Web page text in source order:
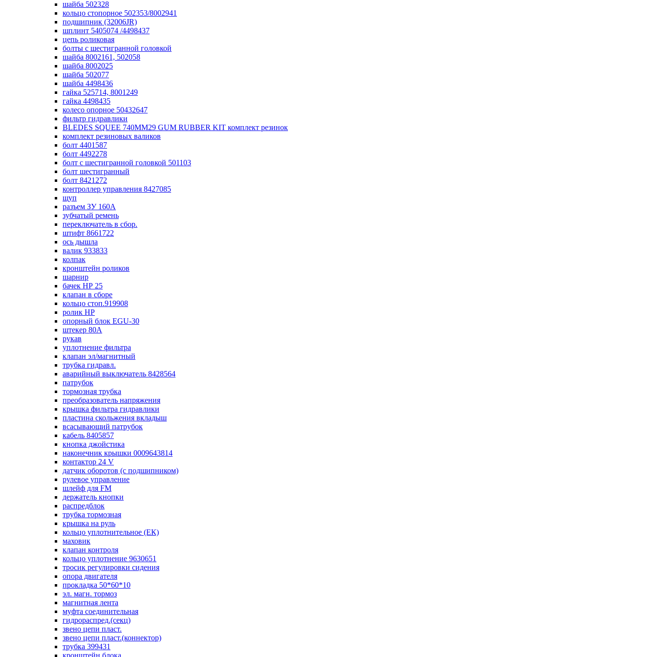
шайба 502328
кольцо стопорное 502353/8002941
подшипник (32006JR)
шплинт 5405074 /4498437
цепь роликовая
болты с шестигранной головкой
шайба 8002161, 502058
шайба 8002025
шайба 502077
шайба 4498436
гайка 525714, 8001249
гайка 4498435
колесо опорное 50432647
фильтр гидравлики
BLEDES SQUEE 740MM29 GUM RUBBER KIT комплект резинок
комплект резиновых валиков
болт 4401587
болт 4492278
болт с шестигранной головкой 501103
болт шестигранный
болт 8421272
контроллер управления 8427085
щуп
разъем ЗУ 160А
зубчатый ремень
переключатель в сбор.
штифт 8661722
ось дышла
валик 933833
колпак
кронштейн роликов
шарнир
бачек НР 25
клапан в сборе
кольцо стоп.919908
ролик НР
опорный блок EGU-30
штекер 80А
рукав
уплотнение фильтра
клапан эл/магнитный
трубка гидравл.
аварийный выключатель 8428564
патрубок
тормозная трубка
преобразователь напряжения
крышка фильтра гидравлики
пластина скольжения вкладыш
всасывающий патрубок
кабель 8405857
кнопка джойстика
наконечник крышки 0009643814
контактор 24 V
датчик оборотов (с подшипником)
рулевое управление
шлейф для FM
держатель кнопки
распредблок
трубка тормозная
крышка на руль
кольцо уплотнительное (ЕК)
маховик
клапан контроля
кольцо уплотнение 9630651
тросик регулировки сидения
опора двигателя
прокладка 50*60*10
эл. магн. тормоз
магнитная лента
муфта соединительная
гидрораспред.(секц)
звено цепи пласт.
звено цепи пласт.(коннектор)
трубка 399431
кронштейн блока